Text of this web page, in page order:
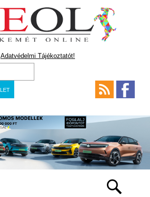
Adatvédelmi Tájékoztatót!